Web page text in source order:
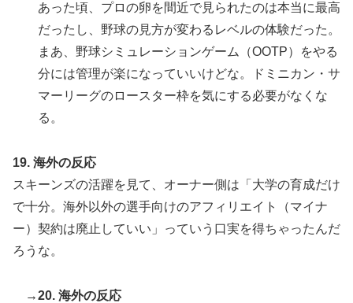
あった頃、プロの卵を間近で見られたのは本当に最高
だったし、野球の見方が変わるレベルの体験だった。
まあ、野球シミュレーションゲーム（OOTP）をやる
分には管理が楽になっていいけどな。ドミニカン・サ
マーリーグのロースター枠を気にする必要がなくな
る。
19. 海外の反応
スキーンズの活躍を見て、オーナー側は「大学の育成だけ
で十分。海外以外の選手向けのアフィリエイト（マイナ
ー）契約は廃止していい」っていう口実を得ちゃったんだ
ろうな。
→20. 海外の反応